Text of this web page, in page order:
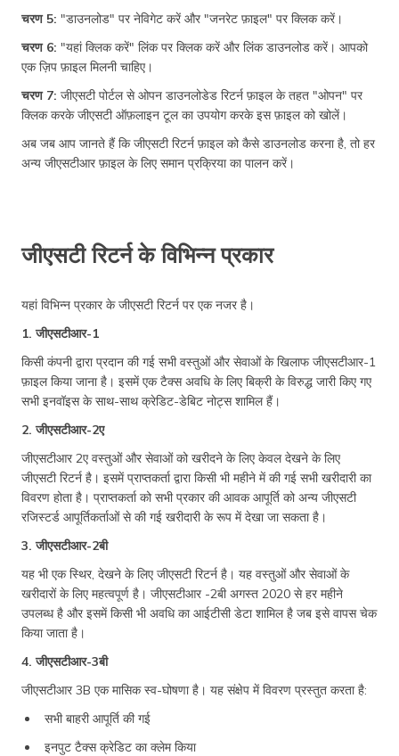
चरण 5: "डाउनलोड" पर नेविगेट करें और "जनरेट फ़ाइल" पर क्लिक करें।
चरण 6: "यहां क्लिक करें" लिंक पर क्लिक करें और लिंक डाउनलोड करें। आपको
एक ज़िप फ़ाइल मिलनी चाहिए।
चरण 7: जीएसटी पोर्टल से ओपन डाउनलोडेड रिटर्न फ़ाइल के तहत "ओपन" पर
क्लिक करके जीएसटी ऑफ़लाइन टूल का उपयोग करके इस फ़ाइल को खोलें।
अब जब आप जानते हैं कि जीएसटी रिटर्न फ़ाइल को कैसे डाउनलोड करना है, तो हर
अन्य जीएसटीआर फ़ाइल के लिए समान प्रक्रिया का पालन करें।
जीएसटी रिटर्न के विभिन्न प्रकार
यहां विभिन्न प्रकार के जीएसटी रिटर्न पर एक नजर है।
1. जीएसटीआर-1
किसी कंपनी द्वारा प्रदान की गई सभी वस्तुओं और सेवाओं के खिलाफ जीएसटीआर-1
फ़ाइल किया जाना है। इसमें एक टैक्स अवधि के लिए बिक्री के विरुद्ध जारी किए गए
सभी इनवॉइस के साथ-साथ क्रेडिट-डेबिट नोट्स शामिल हैं।
2. जीएसटीआर-2ए
जीएसटीआर 2ए वस्तुओं और सेवाओं को खरीदने के लिए केवल देखने के लिए
जीएसटी रिटर्न है। इसमें प्राप्तकर्ता द्वारा किसी भी महीने में की गई सभी खरीदारी का
विवरण होता है। प्राप्तकर्ता को सभी प्रकार की आवक आपूर्ति को अन्य जीएसटी
रजिस्टर्ड आपूर्तिकर्ताओं से की गई खरीदारी के रूप में देखा जा सकता है।
3. जीएसटीआर-2बी
यह भी एक स्थिर, देखने के लिए जीएसटी रिटर्न है। यह वस्तुओं और सेवाओं के
खरीदारों के लिए महत्वपूर्ण है। जीएसटीआर -2बी अगस्त 2020 से हर महीने
उपलब्ध है और इसमें किसी भी अवधि का आईटीसी डेटा शामिल है जब इसे वापस चेक
किया जाता है।
4. जीएसटीआर-3बी
जीएसटीआर 3B एक मासिक स्व-घोषणा है। यह संक्षेप में विवरण प्रस्तुत करता है:
सभी बाहरी आपूर्ति की गई
इनपुट टैक्स क्रेडिट का क्लेम किया